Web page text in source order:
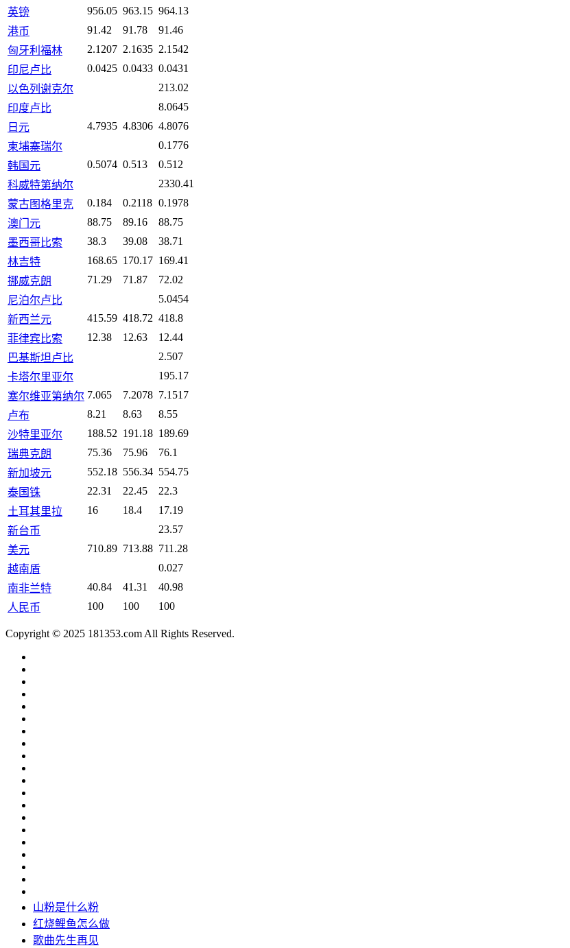
英镑
956.05 963.15 964.13
港币
91.42 91.78
91.46
匈牙利福林
2.1207 2.1635 2.1542
印尼卢比
0.0425 0.0433 0.0431
以色列谢克尔
213.02
印度卢比
8.0645
日元
4.7935 4.8306 4.8076
柬埔寨瑞尔
0.1776
韩国元
0.5074 0.513
0.512
科威特第纳尔
2330.41
蒙古图格里克
0.184 0.2118 0.1978
澳门元
88.75 89.16
88.75
墨西哥比索
38.3 39.08
38.71
林吉特
168.65 170.17 169.41
挪威克朗
71.29 71.87
72.02
尼泊尔卢比
5.0454
新西兰元
415.59 418.72 418.8
菲律宾比索
12.38 12.63
12.44
巴基斯坦卢比
2.507
卡塔尔里亚尔
195.17
塞尔维亚第纳尔 7.065 7.2078 7.1517
卢布
8.21 8.63
8.55
沙特里亚尔
188.52 191.18 189.69
瑞典克朗
75.36 75.96
76.1
新加坡元
552.18 556.34 554.75
泰国铢
22.31 22.45
22.3
土耳其里拉
16 18.4
17.19
新台币
23.57
美元
710.89 713.88 711.28
越南盾
0.027
南非兰特
40.84 41.31
40.98
人民币
100 100 100
Copyright © 2025 181353.com All Rights Reserved.
山粉是什么粉
红烧鲤鱼怎么做
歌曲先生再见